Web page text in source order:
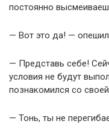
постоянно
— Вот это да! —
— Представь себе!
условия не будут
познакомился со
— Тонь, ты не